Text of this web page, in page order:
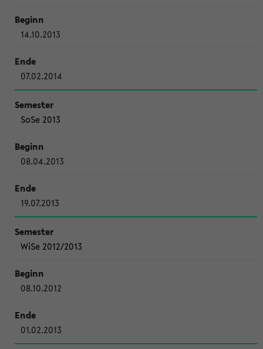
14.10.2013
07.02.2014
SoSe 2013
08.04.2013
19.07.2013
WiSe 2012/2013
08.10.2012
01.02.2013